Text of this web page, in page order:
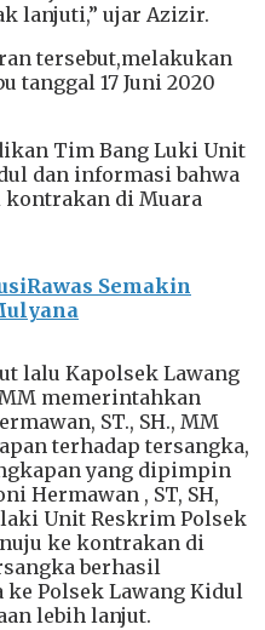
lanjuti,” ujar Azizir.
tersebut,melakukan
tanggal 17 Juni 2020
Tim Bang Luki Unit
dan informasi bahwa
kontrakan di Muara
Semakin
lalu Kapolsek Lawang
memerintahkan
ST., SH., MM
terhadap tersangka,
yang dipimpin
Hermawan , ST, SH,
Unit Reskrim Polsek
ke kontrakan di
berhasil
Polsek Lawang Kidul
lebih lanjut.